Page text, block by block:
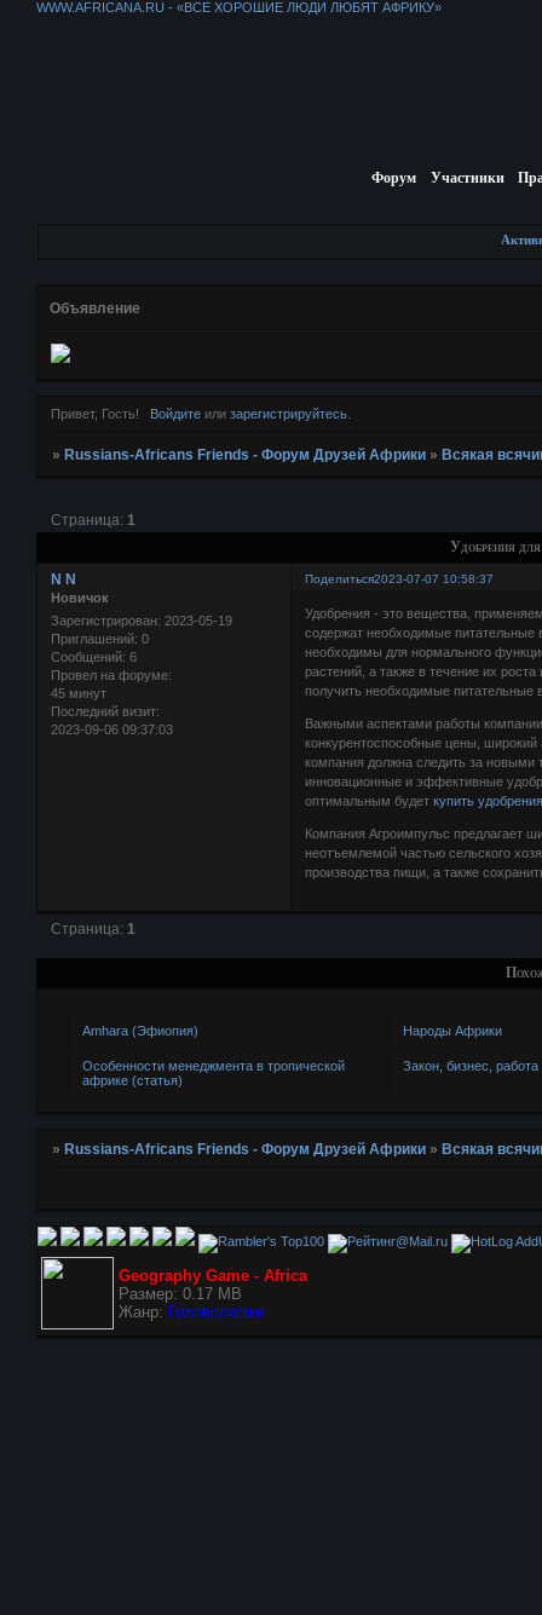
WWW.AFRICANA.RU - «ВСЕ ХОРОШИЕ ЛЮДИ ЛЮБЯТ АФРИКУ»
Форум Участники
Объявление
Привет, Гость! Войдитеили зарегистрируйтесь.
» Russians-Africans Friends - Форум Друзей Африки » Всякая
Удобрения
Страница: 1
Поделиться2023-07-07 10:58:37
N N
Новичок
Зарегистрирован: 2023-05-19
Приглашений: 0
Сообщений: 6
Провел на форуме:
45 минут
Последний визит:
2023-09-06 09:37:03
Удобрения - это вещества,
содержат необходимые питательные
необходимы для нормального
растений, а также в течение их
получить необходимые
Важными аспектами работы
конкурентоспособные цены,
компания должна следить за новыми
инновационные и эффективные
оптимальным будеткупить
Компания Агроимпульс предлагает
неотъемлемой частью сельского
производства пищи, а также
Страница: 1
Amhara (Эфиопия) Народы Африки
Особенности менеджмента в тропической
африке (статья)
Закон, бизнес,
» Russians-Africans Friends - Форум Друзей Африки » Всякая
Geography Game - Africa
Размер: 0.17 MB
Жанр: Головоломки